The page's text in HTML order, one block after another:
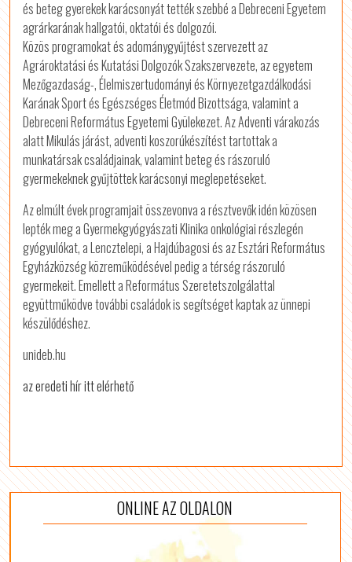
és beteg gyerekek karácsonyát tették szebbé a Debreceni Egyetem
agrárkarának hallgatói, oktatói és dolgozói.
Közös programokat és adománygyűjtést szervezett az
Agrároktatási és Kutatási Dolgozók Szakszervezete, az egyetem
Mezőgazdaság-, Élelmiszertudományi és Környezetgazdálkodási
Karának Sport és Egészséges Életmód Bizottsága, valamint a
Debreceni Református Egyetemi Gyülekezet. Az Adventi várakozás
alatt Mikulás járást, adventi koszorúkészítést tartottak a
munkatársak családjainak, valamint beteg és rászoruló
gyermekeknek gyűjtöttek karácsonyi meglepetéseket.
Az elmúlt évek programjait összevonva a résztvevők idén közösen
lepték meg a Gyermekgyógyászati Klinika onkológiai részlegén
gyógyulókat, a Lencztelepi, a Hajdúbagosi és az Esztári Református
Egyházközség közreműködésével pedig a térség rászoruló
gyermekeit. Emellett a Református Szeretetszolgálattal
együttműködve további családok is segítséget kaptak az ünnepi
készülődéshez.
unideb.hu
az eredeti hír itt elérhető
ONLINE AZ OLDALON